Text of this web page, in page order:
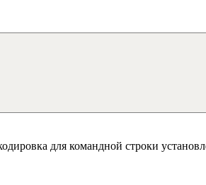
для командной строки